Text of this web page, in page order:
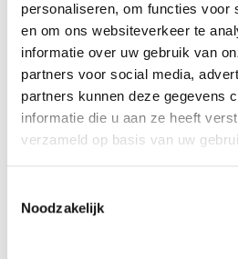
personaliseren, om functies voor
en om ons websiteverkeer te
informatie over uw gebruik van
partners voor social media,
partners kunnen deze gegevens
informatie die u aan ze heeft
verzameld op basis van uw
Noodzakelijk
Gratis verzending vanaf
Achteraf betalen mogelijk
Kopersbescherming met
GERELATEERDE PRODUCTEN